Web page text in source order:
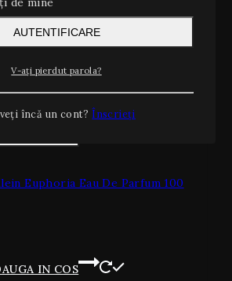
afișate pe site.
Euphoria Eau De Parfum 100
IN COS
AUTENTIFICARE
V-ați pierdut parola?
încă un cont? Înscrieți